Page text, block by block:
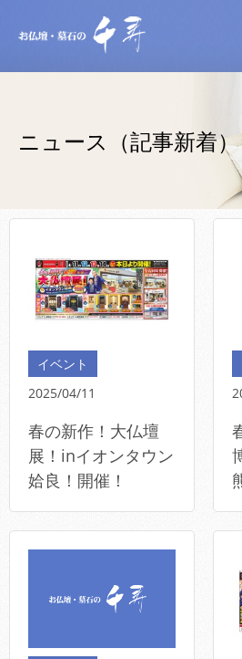
ニュース（記事新着）
イベント
2025/04/11
春の新作！大仏壇
展！inイオンタウン
姶良！開催！